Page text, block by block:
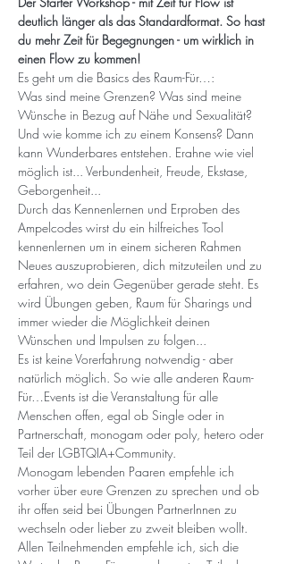
deutlich länger als das Standardformat. So hast
du mehr Zeit für Begegnungen - um wirklich in
einen Flow zu kommen!
Es geht um die Basics des Raum-Für…:
Was sind meine Grenzen? Was sind meine
Wünsche in Bezug auf Nähe und Sexualität?
Und wie komme ich zu einem Konsens? Dann
kann Wunderbares entstehen. Erahne wie viel
möglich ist... Verbundenheit, Freude, Ekstase,
Geborgenheit...
Durch das Kennenlernen und Erproben des
Ampelcodes wirst du ein hilfreiches Tool
kennenlernen um in einem sicheren Rahmen
Neues auszuprobieren, dich mitzuteilen und zu
erfahren, wo dein Gegenüber gerade steht. Es
wird Übungen geben, Raum für Sharings und
immer wieder die Möglichkeit deinen
Wünschen und Impulsen zu folgen...
Es ist keine Vorerfahrung notwendig - aber
natürlich möglich. So wie alle anderen Raum-
Für…Events ist die Veranstaltung für alle
Menschen offen, egal ob Single oder in
Partnerschaft, monogam oder poly, hetero oder
Teil der LGBTQIA+Community.
Monogam lebenden Paaren empfehle ich
vorher über eure Grenzen zu sprechen und ob
ihr offen seid bei Übungen PartnerInnen zu
wechseln oder lieber zu zweit bleiben wollt.
Allen Teilnehmenden empfehle ich, sich die